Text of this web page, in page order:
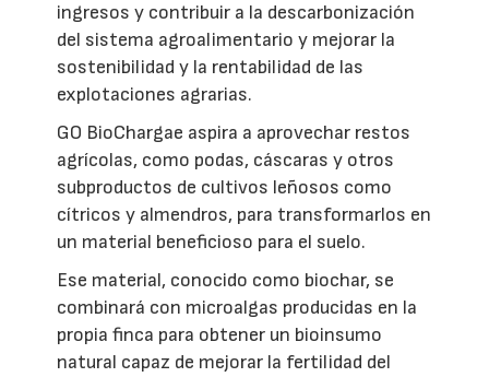
ingresos y contribuir a la descarbonización
del sistema agroalimentario y mejorar la
sostenibilidad y la rentabilidad de las
explotaciones agrarias.
GO BioChargae aspira a aprovechar restos
agrícolas, como podas, cáscaras y otros
subproductos de cultivos leñosos como
cítricos y almendros, para transformarlos en
un material beneficioso para el suelo.
Ese material, conocido como biochar, se
combinará con microalgas producidas en la
propia finca para obtener un bioinsumo
natural capaz de mejorar la fertilidad del